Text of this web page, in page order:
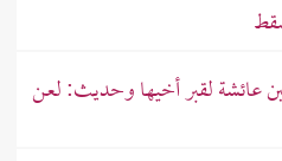
عائشة لقبر أخيها وحديث: لعن